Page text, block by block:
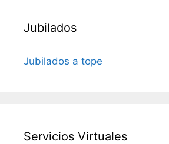
Jubilados
Jubilados a tope
Servicios Virtuales